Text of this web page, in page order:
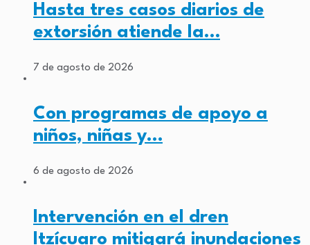
Hasta tres casos diarios de
extorsión atiende la…
7 de agosto de 2026
Con programas de apoyo a
niños, niñas y…
6 de agosto de 2026
Intervención en el dren
Itzícuaro mitigará inundaciones